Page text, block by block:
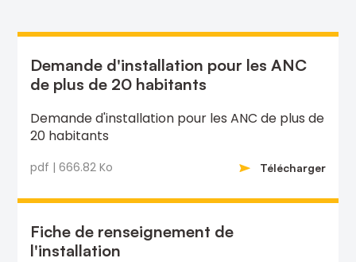
Demande d'installation pour les ANC
de plus de 20 habitants
Demande d'installation pour les ANC de plus de
20 habitants
pdf | 666.82 Ko Télécharger
Fiche de renseignement de
l'installation